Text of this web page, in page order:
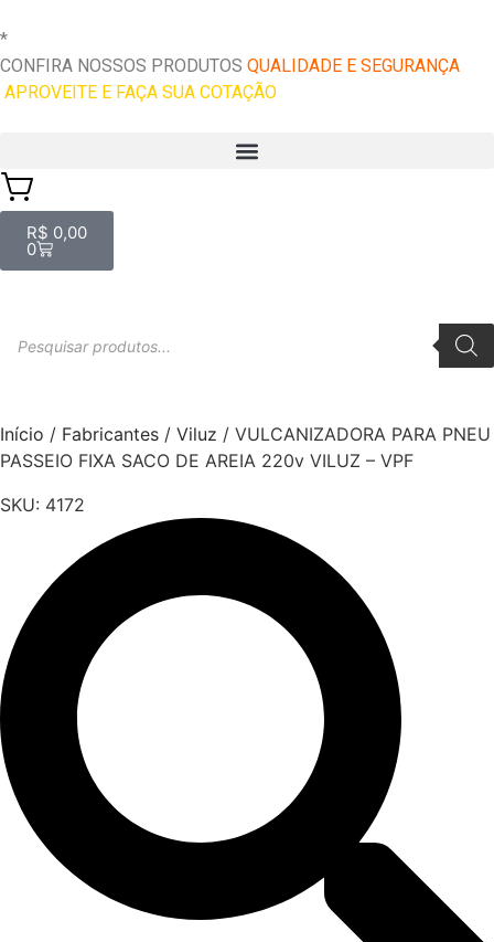
*
CONFIRA NOSSOS PRODUTOS QUALIDADE E SEGURANÇA
APROVEITE E FAÇA SUA COTAÇÃO
R$ 0,00
0
Início / Fabricantes / Viluz / VULCANIZADORA PARA PNEU
PASSEIO FIXA SACO DE AREIA 220v VILUZ – VPF
SKU: 4172